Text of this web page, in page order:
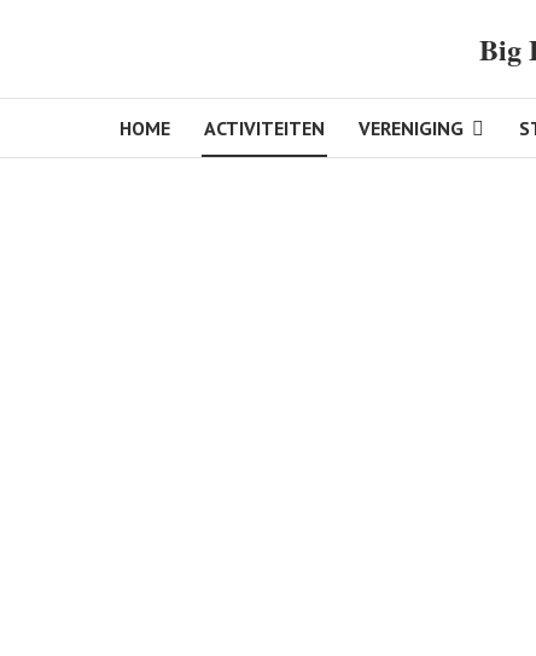
Big
HOME ACTIVITEITEN VERENIGING